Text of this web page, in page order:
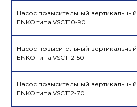
Насос повысительный вертикальный
ENKO типа VSCT10-90
Насос повысительный вертикальный
ENKO типа VSCT12-50
Насос повысительный вертикальный
ENKO типа VSCT12-70